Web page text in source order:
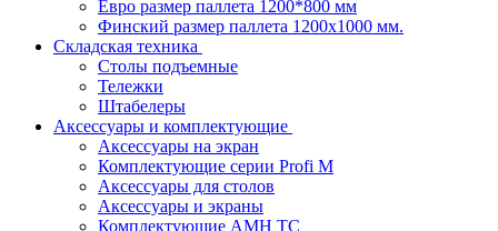
Евро размер паллета 1200*800 мм
Финский размер паллета 1200х1000 мм.
Складская техника
Столы подъемные
Тележки
Штабелеры
Аксессуары и комплектующие
Аксессуары на экран
Комплектующие серии Profi M
Аксессуары для столов
Аксессуары и экраны
Комплектующие AMH TC